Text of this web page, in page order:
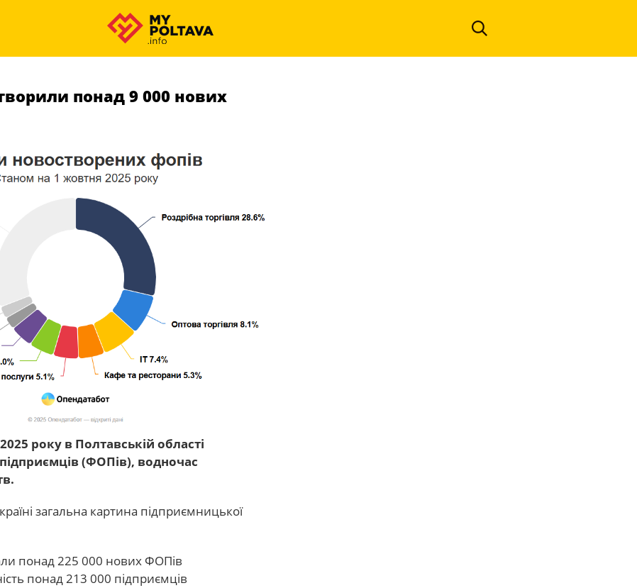
понад 9 000 нових
року в Полтавській області
(ФОПів), водночас
загальна картина підприємницької
понад 225 000 нових ФОПів
понад 213 000 підприємців